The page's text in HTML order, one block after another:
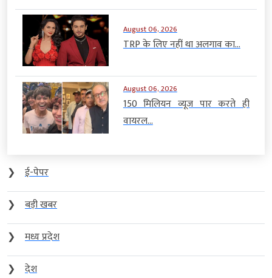
August 06, 2026
TRP के लिए नहीं था अलगाव का...
August 06, 2026
150 मिलियन व्यूज पार करते ही
वायरल...
❯
ई-पेपर
❯
बड़ी खबर
❯
मध्य प्रदेश
❯
देश